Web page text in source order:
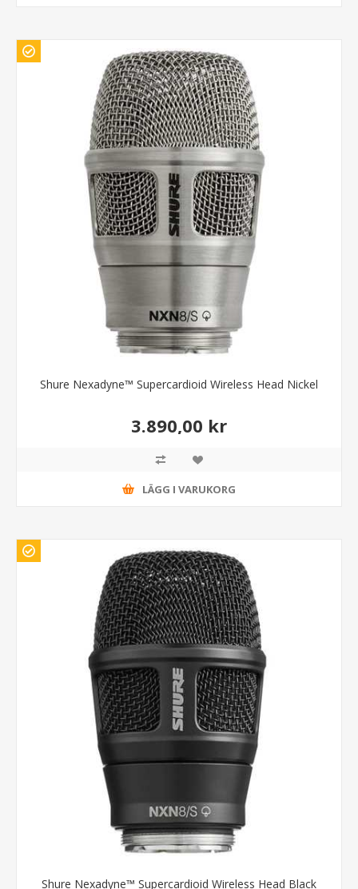
Shure Nexadyne™ Supercardioid Wireless Head Nickel
3.890,00 kr
LÄGG I VARUKORG
Shure Nexadyne™ Supercardioid Wireless Head Black